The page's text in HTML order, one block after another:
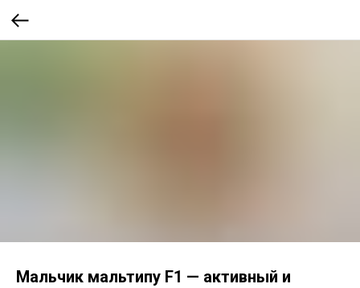
Мальчик мальтипу F1 — активный и